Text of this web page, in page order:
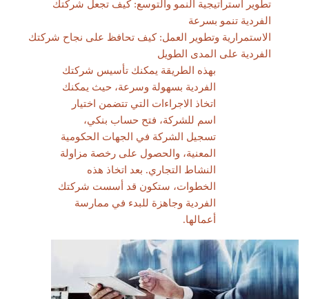
تطوير استراتيجية النمو والتوسع: كيف تجعل شركتك
الفردية تنمو بسرعة
الاستمرارية وتطوير العمل: كيف تحافظ على نجاح شركتك
الفردية على المدى الطويل
بهذه الطريقة يمكنك تأسيس شركتك
الفردية بسهولة وسرعة، حيث يمكنك
اتخاذ الاجراءات التي تتضمن اختيار
اسم للشركة، فتح حساب بنكي،
تسجيل الشركة في الجهات الحكومية
المعنية، والحصول على رخصة مزاولة
النشاط التجاري. بعد اتخاذ هذه
الخطوات، ستكون قد أسست شركتك
الفردية وجاهزة للبدء في ممارسة
أعمالها.